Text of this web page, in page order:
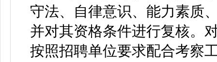
守法、自律意识、能力素质
并对其资格条件进行复核。
按照招聘单位要求配合考察